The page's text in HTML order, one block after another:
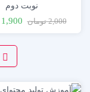
نوبت دوم
2,000 تومان 1,900